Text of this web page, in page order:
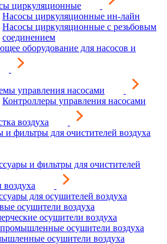
циркуляционные
Насосы циркуляционные ин-лайн
Насосы циркуляционные с резьбовым
соединением
оборудование для насосов и
управления насосами
Контроллеры управления насосами
воздуха
и фильтры для очистителей воздуха
и фильтры для очистителей
для осушителей воздуха
осушители воздуха
осушители воздуха
осушители воздуха
осушители воздуха